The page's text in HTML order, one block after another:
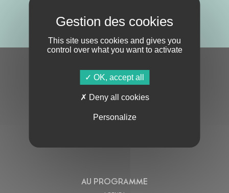
ABONNE-TOI !
S'ABONNER À LA NEWSLETTER
AU PROGRAMME
This site uses cookies and gives you
control over what you want to activate
OK, accept all
Deny all cookies
Personalize